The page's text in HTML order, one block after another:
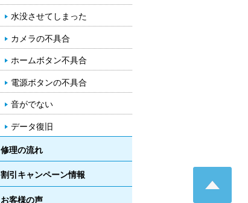
水没させてしまった
カメラの不具合
ホームボタン不具合
電源ボタンの不具合
音がでない
データ復旧
修理の流れ
割引キャンペーン情報
お客様の声